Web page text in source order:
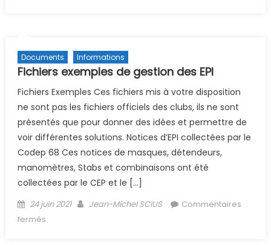
Documents Informations
Fichiers exemples de gestion des EPI
Fichiers Exemples Ces fichiers mis à votre disposition
ne sont pas les fichiers officiels des clubs, ils ne sont
présentés que pour donner des idées et permettre de
voir différentes solutions. Notices d’EPI collectées par le
Codep 68 Ces notices de masques, détendeurs,
manomètres, Stabs et combinaisons ont été
collectées par le CEP et le […]
Posted on
24 juin 2021 Author
Jean-Michel SCIUS
Commentaires
fermés